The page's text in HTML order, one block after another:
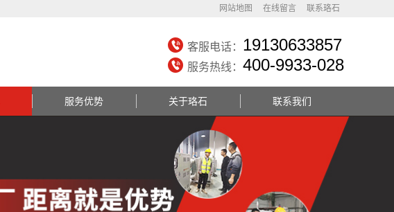
网站地图 在线留言 联系珞石
客服电话： 19130633857
服务热线： 400-9933-028
服务优势 关于珞石 联系我们